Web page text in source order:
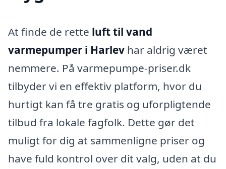
At finde de rette luft til vand
varmepumper i Harlev har aldrig været
nemmere. På varmepumpe-priser.dk
tilbyder vi en effektiv platform, hvor du
hurtigt kan få tre gratis og uforpligtende
tilbud fra lokale fagfolk. Dette gør det
muligt for dig at sammenligne priser og
have fuld kontrol over dit valg, uden at du